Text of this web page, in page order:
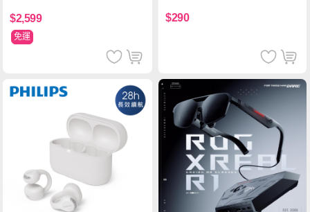
$2,599
免運
$290